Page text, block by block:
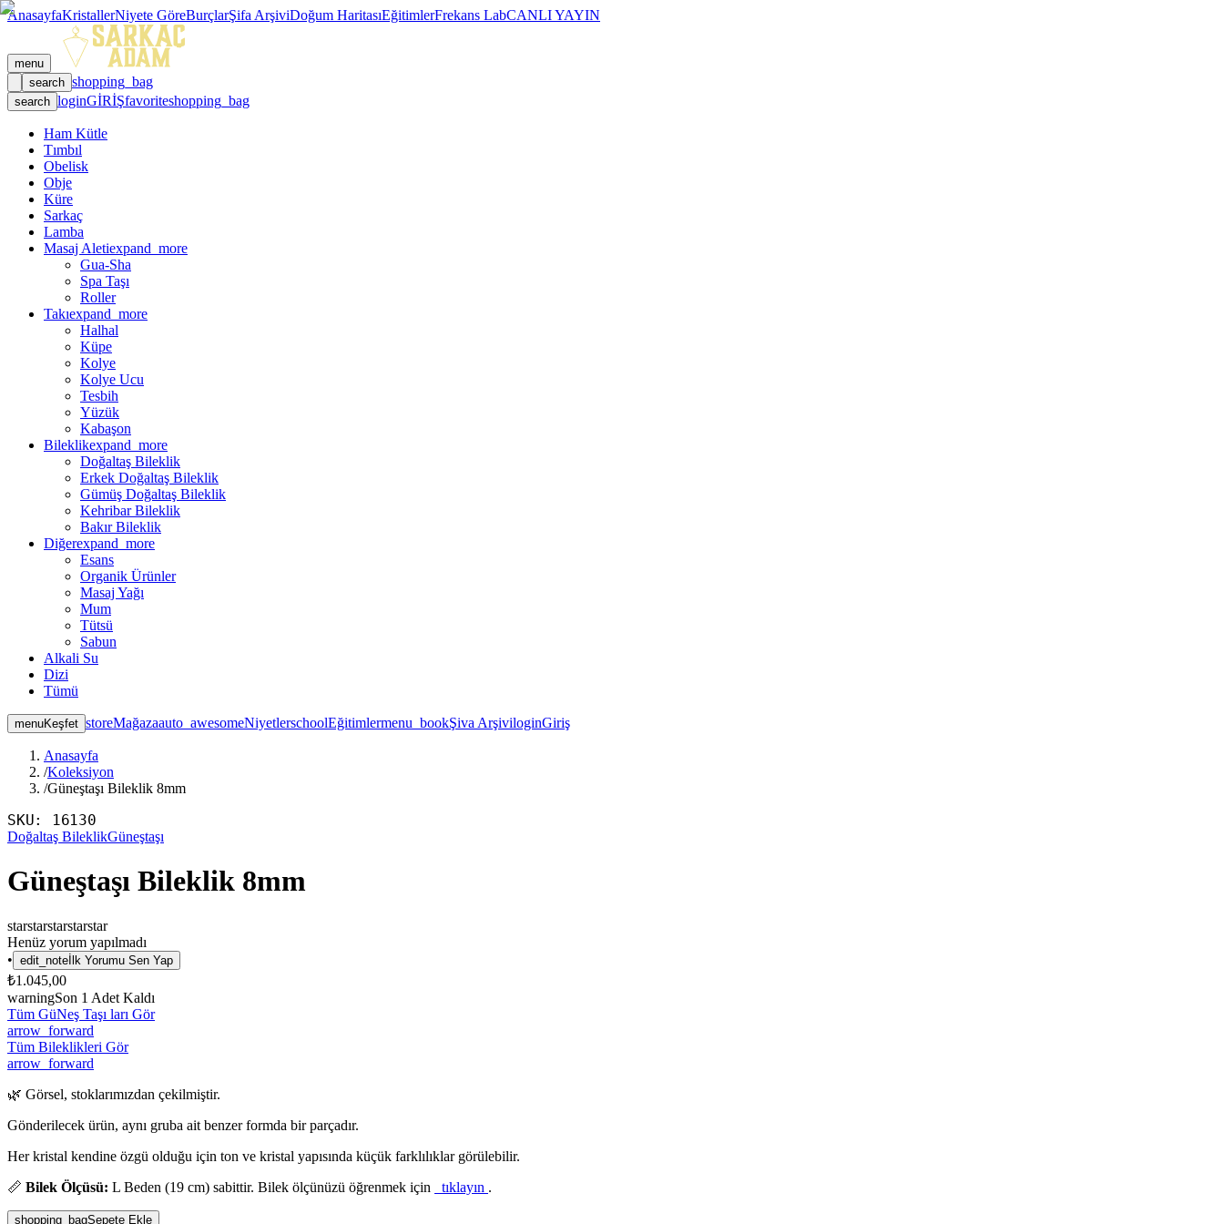
AnasayfaKristallerNiyete GöreBurçlarŞifa ArşiviDoğum HaritasıEğitimlerFrekans LabCANLI YAYIN
menu
search shopping_bag
search loginGİRİŞfavoriteshopping_bag
Ham Kütle
Tımbıl
Obelisk
Obje
Küre
Sarkaç
Lamba
Masaj Aletiexpand_more
Gua-Sha
Spa Taşı
Roller
Takıexpand_more
Halhal
Küpe
Kolye
Kolye Ucu
Tesbih
Yüzük
Kabaşon
Bileklikexpand_more
Doğaltaş Bileklik
Erkek Doğaltaş Bileklik
Gümüş Doğaltaş Bileklik
Kehribar Bileklik
Bakır Bileklik
Diğerexpand_more
Esans
Organik Ürünler
Masaj Yağı
Mum
Tütsü
Sabun
Alkali Su
Dizi
Tümü
menuKeşfet storeMağazaauto_awesomeNiyetlerschoolEğitimlermenu_bookŞiva ArşiviloginGiriş
Anasayfa
/Koleksiyon
/Güneştaşı Bileklik 8mm
SKU: 16130
Doğaltaş BileklikGüneştaşı
Güneştaşı Bileklik 8mm
starstarstarstarstar
Henüz yorum yapılmadı
• edit_note İlk Yorumu Sen Yap
₺1.045,00
warningSon 1 Adet Kaldı
Tüm GüNeş Taşı ları Gör
arrow_forward
Tüm Bileklikleri Gör
arrow_forward
🌿 Görsel, stoklarımızdan çekilmiştir.
Gönderilecek ürün, aynı gruba ait benzer formda bir parçadır.
Her kristal kendine özgü olduğu için ton ve kristal yapısında küçük farklılıklar görülebilir.
📏 Bilek Ölçüsü: L Beden (19 cm) sabittir. Bilek ölçünüzü öğrenmek için tıklayın .
shopping_bagSepete Ekle